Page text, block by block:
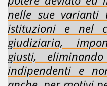
potere deviato ed
nelle sue varianti
istituzioni e nel
giudiziaria,
giusti,
indipendenti e